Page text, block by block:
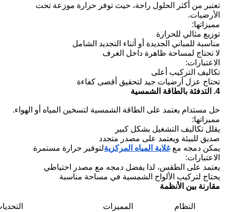
تعتبر من أكثر الحلول راحة، حيث توفر حرارة موزعة تحت
الأرضيات.
مميزاتها:
توزيع مثالي للحرارة
مناسبة للمباني الجديدة أو أثناء التجديد الشامل
لا تحتاج لمساحة ظاهرة داخل الغرف
الاعتبارات:
تكاليف التركيب أعلى
تحتاج عزل أرضيات جيد لتحقيق أقصى كفاءة
4. التدفئة بالطاقة الشمسية
حل مستدام يعتمد على الطاقة الشمسية لتسخين المياه أو الهواء.
مميزاتها:
يقلل تكاليف التشغيل بشكل كبير
صديق للبيئة ويعتمد على مصدر متجدد
يمكن دمجه معغلاية المياه المركزيةلتوفير حرارة مستمرة
الاعتبارات:
يعتمد على الطقس، لذا يفضل دمجه مع مصدر احتياطي
يحتاج لتركيب الألواح الشمسية في مساحة مناسبة
مقارنة بين الأنظمة
النظام المميزات